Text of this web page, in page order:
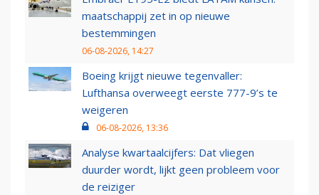
maatschappij zet in op nieuwe
bestemmingen
06-08-2026, 14:27
Boeing krijgt nieuwe tegenvaller:
Lufthansa overweegt eerste 777-9’s te
weigeren
06-08-2026, 13:36
Analyse kwartaalcijfers: Dat vliegen
duurder wordt, lijkt geen probleem voor
de reiziger